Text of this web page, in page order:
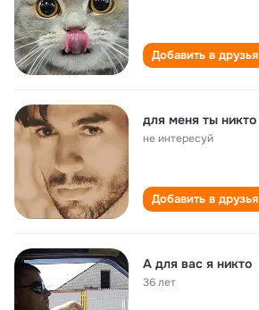
Добавить в друзья
для меня ты никто
не интересуй
Добавить в друзья
А для вас я никто
36 лет